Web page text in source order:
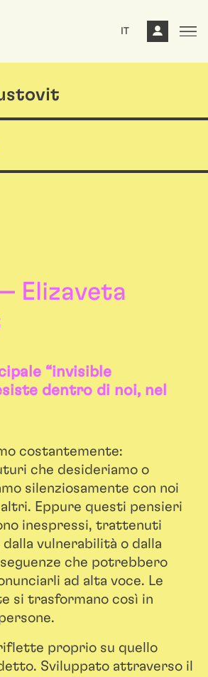
IT
Elizaveta
“invisible
dentro di noi, nel
costantemente:
che desideriamo o
silenziosamente con noi
Eppure questi pensieri
inespressi, trattenuti
dalla vulnerabilità o dalla
che potrebbero
ad alta voce. Le
si trasformano così in
proprio su quello
Sviluppato attraverso il